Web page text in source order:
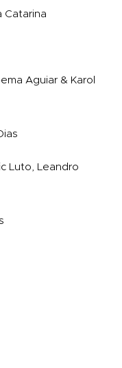
Catarina
Aguiar & Karol
Luto, Leandro